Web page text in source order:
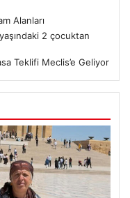
Alanları
2 çocuktan
Teklifi Meclis’e Geliyor